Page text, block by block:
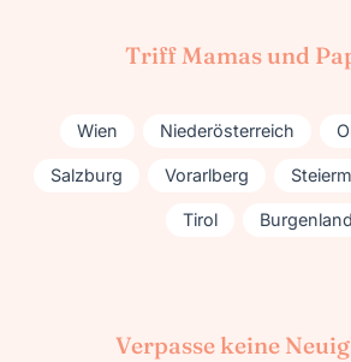
Triff Mamas und
Wien Niederösterreich
Salzburg Vorarlberg
Tirol Burgenland
Verpasse keine